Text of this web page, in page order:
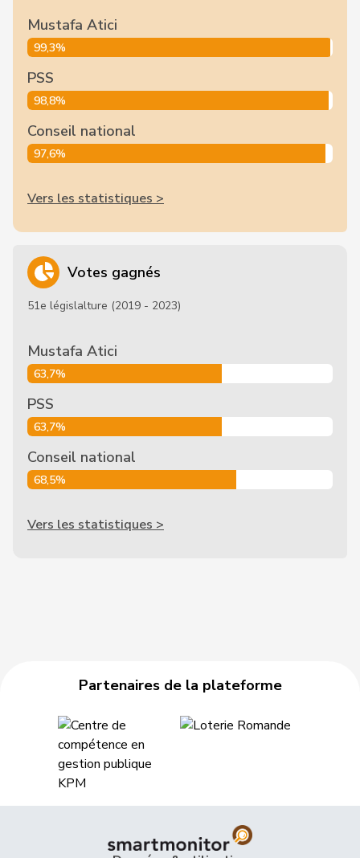
Mustafa Atici
99,3%
PSS
98,8%
Conseil national
97,6%
Vers les statistiques >
Votes gagnés
51e législalture (2019 - 2023)
Mustafa Atici
63,7%
PSS
63,7%
Conseil national
68,5%
Vers les statistiques >
Partenaires de la plateforme